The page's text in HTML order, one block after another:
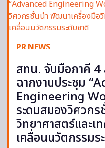
PR NEWS
สทน. จับมือภาคี 4
ฉากงานประชุม
Engineering
ระดมสมองวิศวก
วิทยาศาสตร์และเ
เคลื่อนนวัตกรรมร